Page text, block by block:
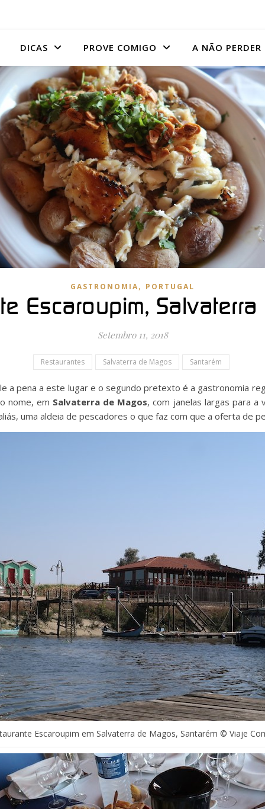
DICAS PROVE COMIGO A NÃO PERDER
GASTRONOMIA, PORTUGAL
Escaroupim,
Setembro 11, 2018
Restaurantes Salvaterra de Magos Santarém
a pena a este lugar e o segundo pretexto é a gastronomia
nome, em Salvaterra de Magos, com janelas largas para
uma aldeia de pescadores o que faz com que a oferta de
Escaroupim em Salvaterra de Magos, Santarém © Viaje